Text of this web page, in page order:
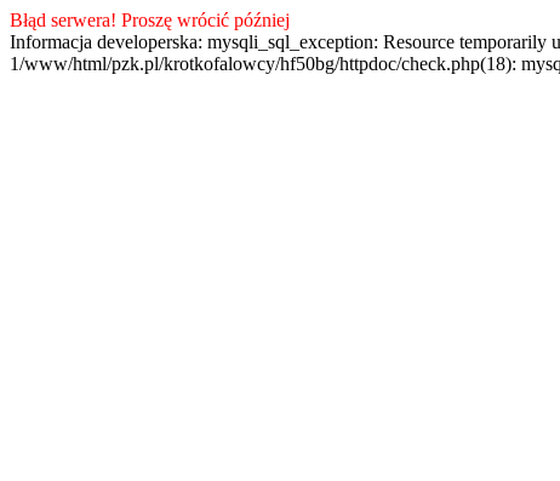
Błąd serwera! Proszę wrócić później
Informacja developerska: mysqli_sql_exception: Resource
1/www/html/pzk.pl/krotkofalowcy/hf50bg/httpdoc/check.php(18):